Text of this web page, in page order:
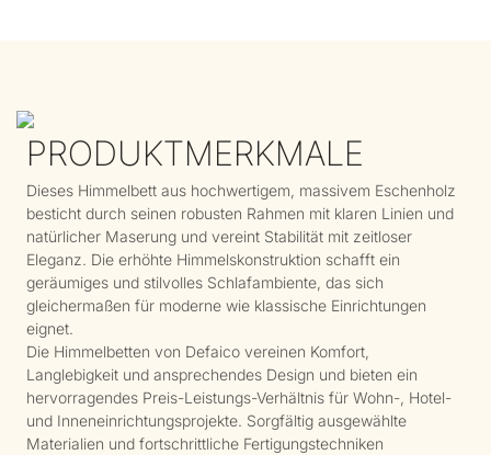
PRODUKTMERKMALE
Dieses Himmelbett aus hochwertigem, massivem Eschenholz
besticht durch seinen robusten Rahmen mit klaren Linien und
natürlicher Maserung und vereint Stabilität mit zeitloser
Eleganz. Die erhöhte Himmelskonstruktion schafft ein
geräumiges und stilvolles Schlafambiente, das sich
gleichermaßen für moderne wie klassische Einrichtungen
eignet.
Die Himmelbetten von Defaico vereinen Komfort,
Langlebigkeit und ansprechendes Design und bieten ein
hervorragendes Preis-Leistungs-Verhältnis für Wohn-, Hotel-
und Inneneinrichtungsprojekte. Sorgfältig ausgewählte
Materialien und fortschrittliche Fertigungstechniken